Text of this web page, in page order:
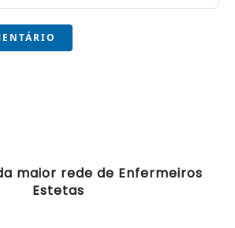
maior rede de Enfermeiros
Estetas